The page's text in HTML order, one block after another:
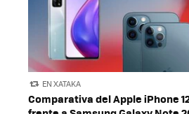
EN XATAKA
Comparativa del Apple iPhone